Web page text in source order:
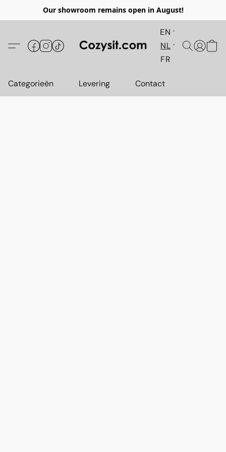
Our showroom remains open in August!
EN
NL
FR
Categorieën Levering Contact